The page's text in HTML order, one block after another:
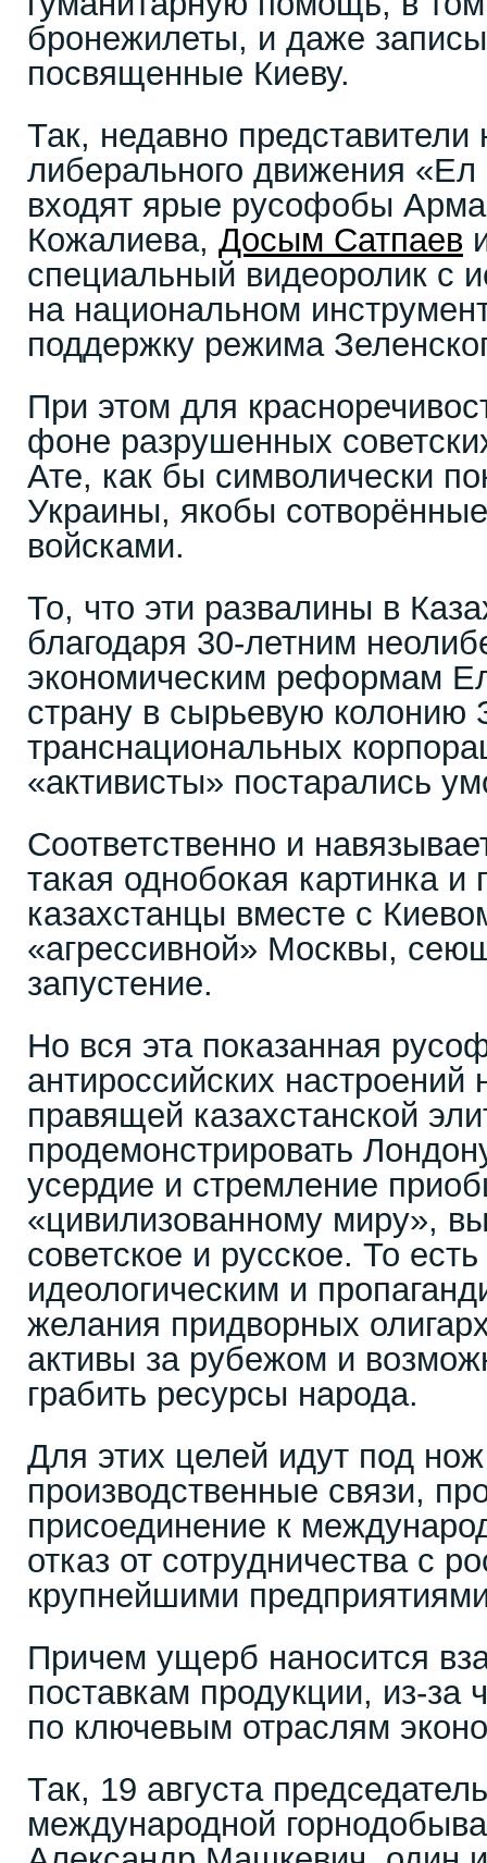
бронежилеты, и даже
посвященные Киеву.
Так, недавно представители
либерального движения
входят ярые русофобы
Кожалиева, Досым Сатпаев
специальный видеоролик с
на национальном
поддержку режима
При этом для
фоне разрушенных
Ате, как бы символически
Украины, якобы
войсками.
То, что эти развалины в
благодаря 30-летним
экономическим реформам
страну в сырьевую колонию
транснациональных
«активисты» постарались
Соответственно и
такая однобокая картинка и
казахстанцы вместе с
«агрессивной» Москвы,
запустение.
Но вся эта показанная
антироссийских настроений
правящей казахстанской
продемонстрировать
усердие и стремление
«цивилизованному миру»,
советское и русское. То
идеологическим и
желания придворных
активы за рубежом и
грабить ресурсы народа.
Для этих целей идут под
производственные связи,
присоединение к
отказ от сотрудничества с
крупнейшими
Причем ущерб наносится
поставкам продукции, из-за
по ключевым отраслям
Так, 19 августа
международной